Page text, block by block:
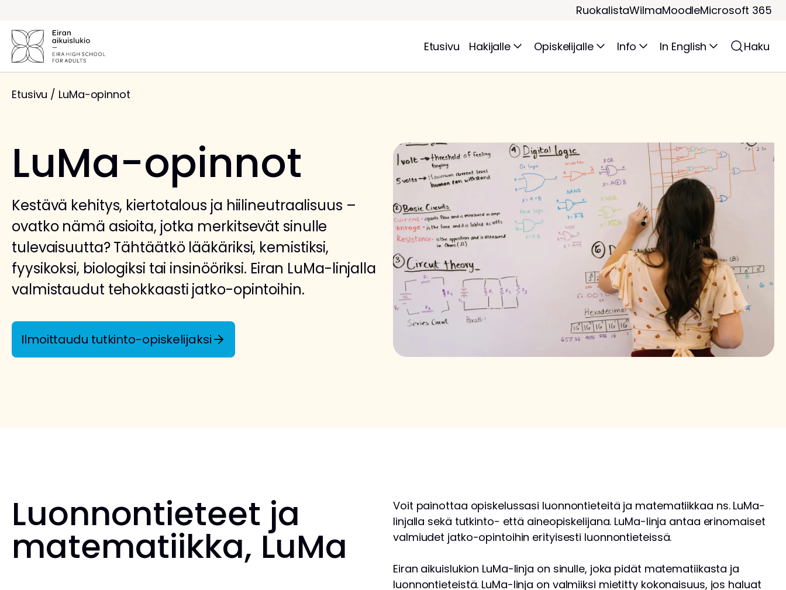
RuokalistaWilmaMoodleMicrosoft 365
Etusivu Hakijalle Opiskelijalle Info In English Haku
Etusivu / LuMa-opinnot
LuMa-opinnot
Kestävä kehitys, kiertotalous ja hiilineutraalisuus –
ovatko nämä asioita, jotka merkitsevät sinulle
tulevaisuutta? Tähtäätkö lääkäriksi, kemistiksi,
fyysikoksi, biologiksi tai insinööriksi. Eiran LuMa-linjalla
valmistaudut tehokkaasti jatko-opintoihin.
Ilmoittaudu tutkinto-opiskelijaksi
Luonnontieteet ja
matematiikka, LuMa
Voit painottaa opiskelussasi luonnontieteitä ja matematiikkaa ns. LuMa-
linjalla sekä tutkinto- että aineopiskelijana. LuMa-linja antaa erinomaiset
valmiudet jatko-opintoihin erityisesti luonnontieteissä.
Eiran aikuislukion LuMa-linja on sinulle, joka pidät matematiikasta ja
luonnontieteistä. LuMa-linja on valmiiksi mietitty kokonaisuus, jos haluat